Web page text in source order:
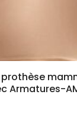
Armatures-